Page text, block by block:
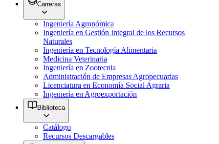
Carreras
Ingeniería Agronómica
Ingeniería en Gestión Integral de los Recursos
Naturales
Ingeniería en Tecnología Alimentaria
Medicina Veterinaria
Ingeniería en Zootecnia
Administración de Empresas Agropecuarias
Licenciatura en Economía Social Agraria
Ingeniería en Agroexportación
Biblioteca
Catálogo
Recursos Descargables